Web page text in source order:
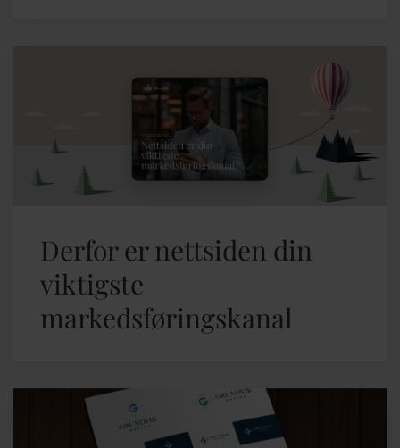
Derfor er nettsiden din
viktigste
markedsføringskanal